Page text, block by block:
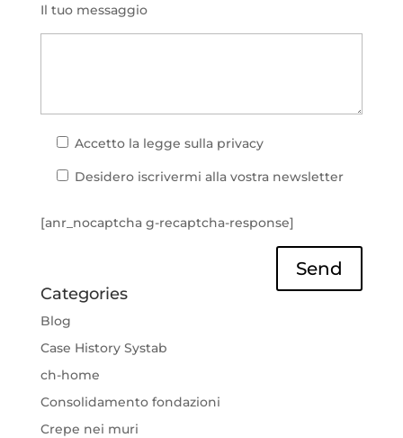
Il tuo messaggio
Accetto la legge sulla privacy
Desidero iscrivermi alla vostra newsletter
[anr_nocaptcha g-recaptcha-response]
Send
Categories
Blog
Case History Systab
ch-home
Consolidamento fondazioni
Crepe nei muri